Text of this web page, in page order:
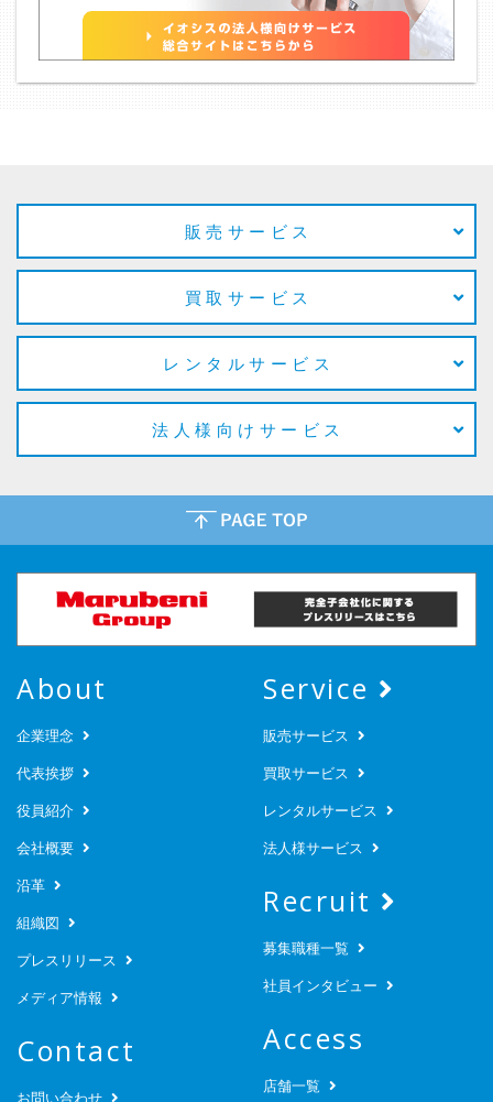
販売サービス
買取サービス
レンタルサービス
法人様向けサービス
About
企業理念
代表挨拶
役員紹介
会社概要
沿革
組織図
プレスリリース
メディア情報
Contact
お問い合わせ
Service
販売サービス
買取サービス
レンタルサービス
法人様サービス
Recruit
募集職種一覧
社員インタビュー
Access
店舗一覧